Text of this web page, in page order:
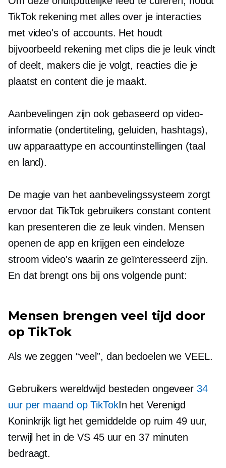
TikTok rekening met alles over je interacties
met video's of accounts. Het houdt
bijvoorbeeld rekening met clips die je leuk vindt
of deelt, makers die je volgt, reacties die je
plaatst en content die je maakt.
Aanbevelingen zijn ook gebaseerd op video-
informatie (ondertiteling, geluiden, hashtags),
uw apparaattype en accountinstellingen (taal
en land).
De magie van het aanbevelingssysteem zorgt
ervoor dat TikTok gebruikers constant content
kan presenteren die ze leuk vinden. Mensen
openen de app en krijgen een eindeloze
stroom video's waarin ze geïnteresseerd zijn.
En dat brengt ons bij ons volgende punt:
Mensen brengen veel tijd door
op TikTok
Als we zeggen “veel”, dan bedoelen we VEEL.
Gebruikers wereldwijd besteden ongeveer 34
uur per maand op TikTokIn het Verenigd
Koninkrijk ligt het gemiddelde op ruim 49 uur,
terwijl het in de VS 45 uur en 37 minuten
bedraagt.